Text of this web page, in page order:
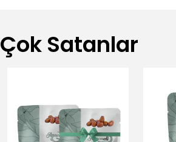
Çok Satanlar